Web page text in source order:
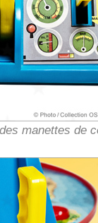
manettes de